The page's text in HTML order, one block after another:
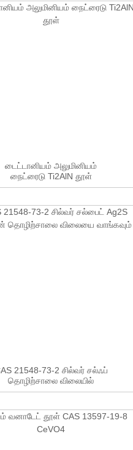
டைட்டானியம் அலுமினியம்
நைட்ரைடு Ti2AlN தூள்
21548-73-2 சில்வர் சல்ஃப்
தொழிற்சாலை விலையில்
வாங்கவும்...